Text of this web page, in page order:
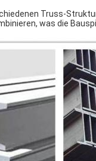
Truss-
was die